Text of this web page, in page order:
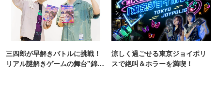
三四郎が早解きバトルに挑戦！
リアル謎解きゲームの舞台"錦糸
涼しく過ごせる東京ジョイポリ
スで絶叫＆ホラーを満喫！